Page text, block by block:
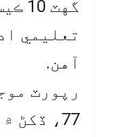
تعليمي
آهن.
رپورٽ